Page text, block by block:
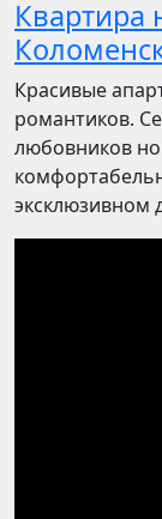
Квартира
Красивые
романтиков.
любовников
эксклюзивном